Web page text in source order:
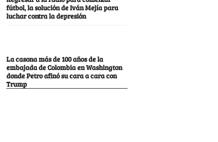
fútbol, la solución de Iván Mejía para
luchar contra la depresión
La casona más de 100 años de la
embajada de Colombia en Washington
donde Petro afinó su cara a cara con
Trump